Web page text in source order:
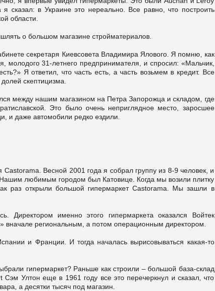
сказал: в Украине это нереально. Все равно, что построить
области.
о большом магазине стройматериалов.
секретаря Киевсовета Владимира Ялового. Я помню, как
молодого 31-летнего предпринимателя, и спросил: «Мальчик,
Я ответил, что часть есть, а часть возьмем в кредит. Все
скептицизма.
между нашим магазином на Петра Запорожца и складом, где
Это было очень неприглядное место, заросшее
и даже автомобили редко ездили.
Весной 2001 года я собрал группу из 8-9 человек, и
любимым городом был Катовице. Когда мы возили плитку
раз открыли большой гипермаркет Castorama. Мы зашли в
Директором именно этого гипермаркета оказался Войтек
региональным, а потом операционным директором.
и Франции. И тогда началась вырисовываться какая-то
гипермаркет? Раньше как строили – большой база-склад
Ултон еще в 1961 году все это перечеркнул и сказал, что
а десятки тысяч под магазин.